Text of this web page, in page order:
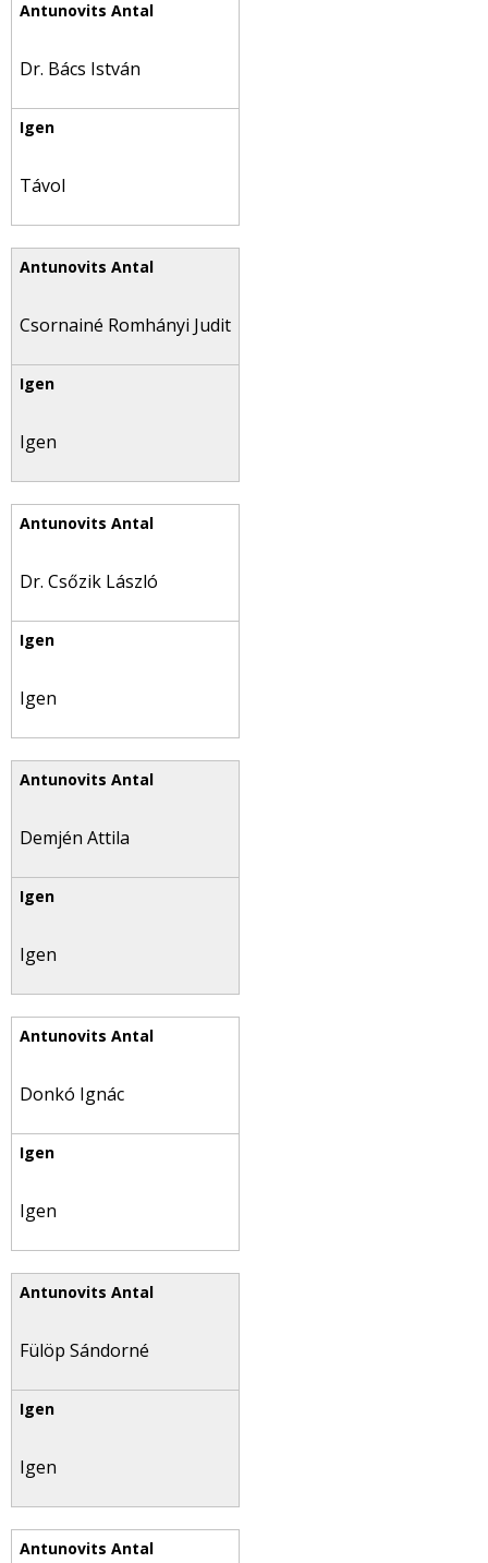
Dr. Bács István
Távol
Csornainé Romhányi Judit
Igen
Dr. Csőzik László
Igen
Demjén Attila
Igen
Donkó Ignác
Igen
Fülöp Sándorné
Igen